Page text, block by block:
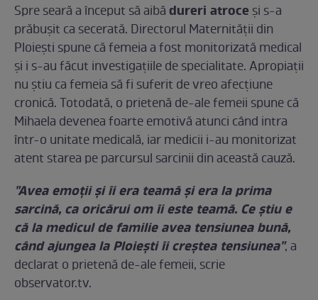
Spre seară a început să aibădureri atroce și s-a
prăbușit ca secerată. Directorul Maternității din
Ploiești spune că femeia a fost monitorizată medical
și i s-au făcut investigațiile de specialitate. Apropiații
nu știu ca femeia să fi suferit de vreo afecțiune
cronică. Totodată, o prietenă de-ale femeii spune că
Mihaela devenea foarte emotivă atunci când intra
într-o unitate medicală, iar medicii i-au monitorizat
atent starea pe parcursul sarcinii din această cauză.
"Avea emoţii şi îi era teamă şi era la prima
sarcină, ca oricărui om îi este teamă. Ce ştiu e
că la medicul de familie avea tensiunea bună,
când ajungea la Ploieşti îi creştea tensiunea", a
declarat o prietenă de-ale femeii, scrie
observator.tv.